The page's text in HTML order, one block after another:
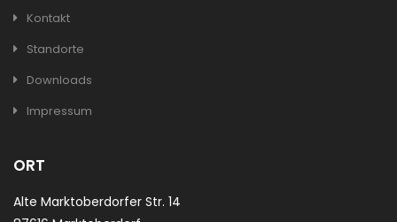
Kontakt
Standorte
Downloads
Impressum
ORT
Alte Marktoberdorfer Str. 14